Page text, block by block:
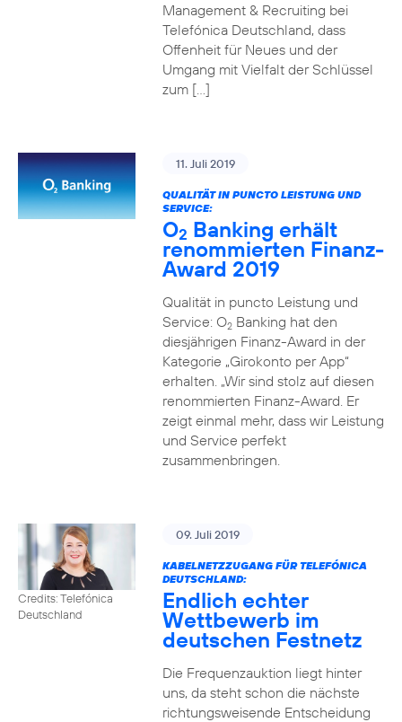
Management & Recruiting bei
Telefónica Deutschland, dass
Offenheit für Neues und der
Umgang mit Vielfalt der Schlüssel
zum […]
11. Juli 2019
QUALITÄT IN PUNCTO LEISTUNG UND
SERVICE:
O2 Banking erhält
renommierten Finanz-
Award 2019
Qualität in puncto Leistung und
Service: O2Banking hat den
diesjährigen Finanz-Award in der
Kategorie „Girokonto per App“
erhalten. „Wir sind stolz auf diesen
renommierten Finanz-Award. Er
zeigt einmal mehr, dass wir Leistung
und Service perfekt
zusammenbringen.
Credits: Telefónica
Deutschland
09. Juli 2019
KABELNETZZUGANG FÜR TELEFÓNICA
DEUTSCHLAND:
Endlich echter
Wettbewerb im
deutschen Festnetz
Die Frequenzauktion liegt hinter
uns, da steht schon die nächste
richtungsweisende Entscheidung